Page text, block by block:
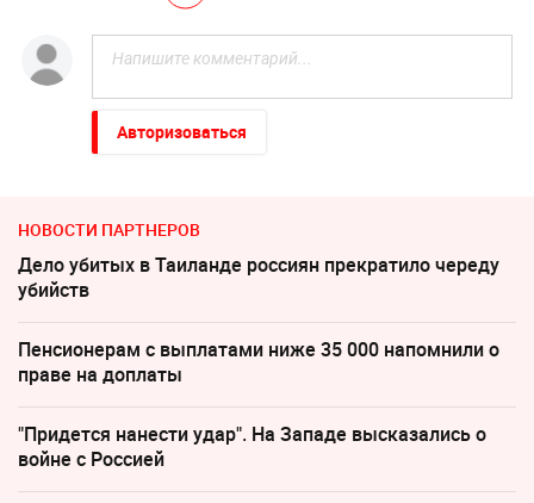
Авторизоваться
НОВОСТИ ПАРТНЕРОВ
Дело убитых в Таиланде россиян прекратило череду
убийств
Пенсионерам с выплатами ниже 35 000 напомнили о
праве на доплаты
"Придется нанести удар". На Западе высказались о
войне с Россией